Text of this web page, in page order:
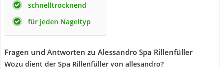
schnelltrocknend
für jeden Nageltyp
Fragen und Antworten zu Alessandro Spa Rillenfüller
Wozu dient der Spa Rillenfüller von allesandro?